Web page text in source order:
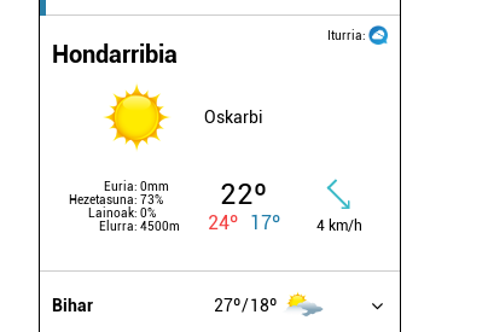
Iturria:
Hondarribia
Oskarbi
Euria: 0mm
Hezetasuna: 73%
Lainoak: 0%
Elurra: 4500m
22º
24º 17º 4 km/h
Bihar 27º 18º